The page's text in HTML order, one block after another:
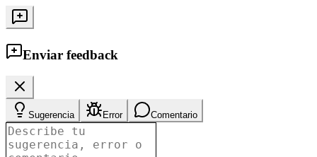
Enviar feedback
Sugerencia Error Comentario